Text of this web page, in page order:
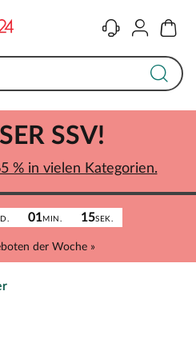
KontaktKonto
01MIN. 15SEK.
der Woche »
SSV!
% in vielen Kategorien.